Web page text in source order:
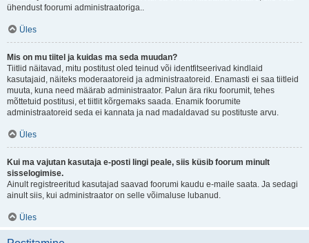
ühendust foorumi administraatoriga..
Üles
Mis on mu tiitel ja kuidas ma seda muudan?
Tiitlid näitavad, mitu postitust oled teinud või identfitseerivad kindlaid
kasutajaid, näiteks moderaatoreid ja administraatoreid. Enamasti ei saa tiitleid
muuta, kuna need määrab administraator. Palun ära riku foorumit, tehes
mõttetuid postitusi, et tiitlit kõrgemaks saada. Enamik foorumite
administraatoreid seda ei kannata ja nad madaldavad su postituste arvu.
Üles
Kui ma vajutan kasutaja e-posti lingi peale, siis küsib foorum minult
sisselogimise.
Ainult registreeritud kasutajad saavad foorumi kaudu e-maile saata. Ja sedagi
ainult siis, kui administraator on selle võimaluse lubanud.
Üles